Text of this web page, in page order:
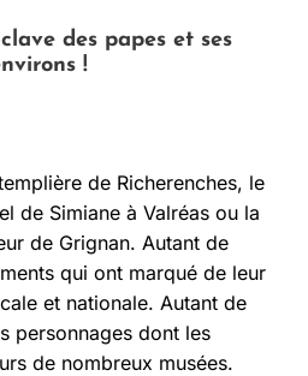
des papes et ses
!
de Richerenches, le
de Simiane à Valréas ou la
de Grignan. Autant de
qui ont marqué de leur
et nationale. Autant de
personnages dont les
de nombreux musées.